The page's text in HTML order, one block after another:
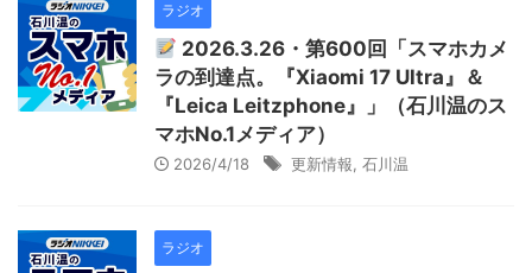
ラジオ
2026.3.26・第600回「スマホカメ
ラの到達点。『Xiaomi 17 Ultra』＆
『Leica Leitzphone』」（石川温のス
マホNo.1メディア）
2026/4/18 更新情報 石川温
ラジオ